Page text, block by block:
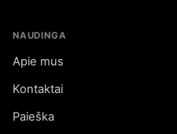
NAUDINGA
Apie mus
Kontaktai
Paieška